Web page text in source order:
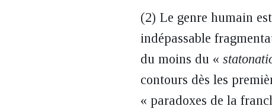
(2) Le genre humain
indépassable
du moins du «
contours dès les
« paradoxes de la